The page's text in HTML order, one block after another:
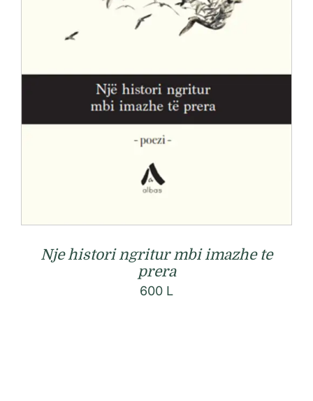
Nje histori ngritur mbi imazhe te
prera
600 L